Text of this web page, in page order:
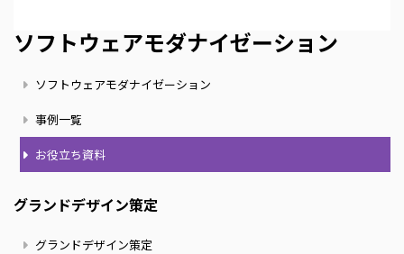
ソフトウェアモダナイゼーション
ソフトウェアモダナイゼーション
事例一覧
お役立ち資料
グランドデザイン策定
グランドデザイン策定